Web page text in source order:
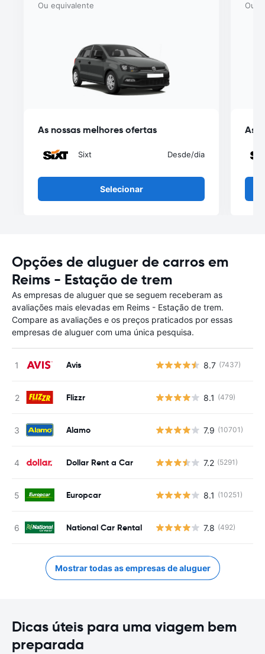
Ou equivalente
As nossas melhores ofertas
Sixt Desde/dia
Selecionar
Ou
As
Opções de aluguer de carros em
Reims - Estação de trem
As empresas de aluguer que se seguem receberam as
avaliações mais elevadas em Reims - Estação de trem.
Compare as avaliações e os preços praticados por essas
empresas de aluguer com uma única pesquisa.
Avis 8.7 (7437)
Flizzr 8.1 (479)
Alamo 7.9 (10701)
Dollar Rent a Car 7.2 (5291)
Europcar 8.1 (10251)
National Car Rental 7.8 (492)
Mostrar todas as empresas de aluguer
Dicas úteis para uma viagem bem
preparada